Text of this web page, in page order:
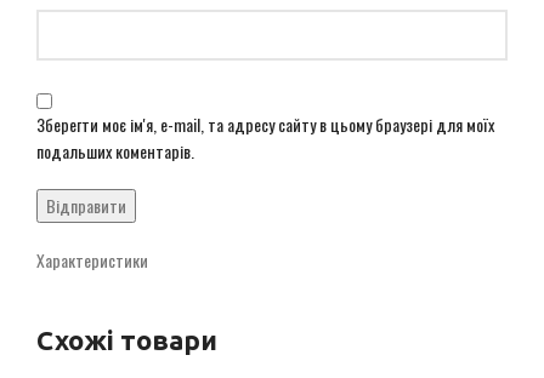
Зберегти моє ім'я, e-mail, та адресу сайту в цьому браузері для моїх
подальших коментарів.
Характеристики
Схожі товари